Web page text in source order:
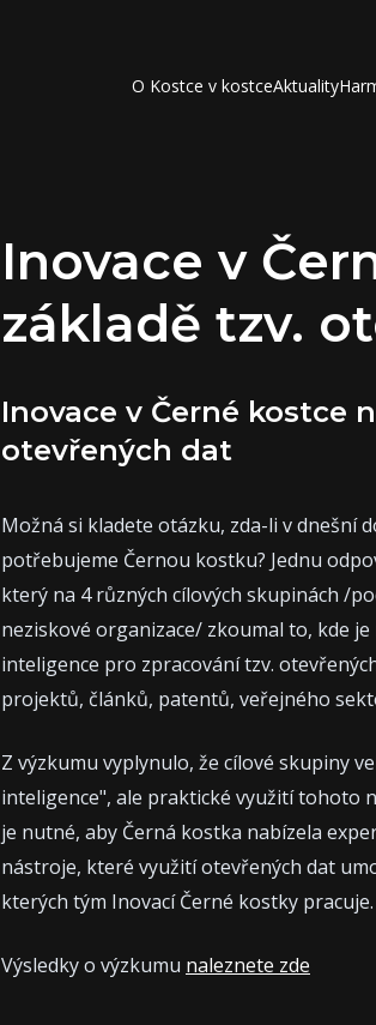
O Kostce v kostceAktuality
Inovace v
základě tzv.
Inovace v Černé kostce
otevřených dat
Možná si kladete otázku, zda-li v dnešní
potřebujeme Černou kostku? Jednu
který na 4 různých cílových skupinách /
neziskové organizace/ zkoumal to, kde
inteligence pro zpracování tzv.
projektů, článků, patentů, veřejného
Z výzkumu vyplynulo, že cílové skupiny
inteligence", ale praktické využití tohoto
je nutné, aby Černá kostka nabízela
nástroje, které využití otevřených dat
kterých tým Inovací Černé kostky pracuje.
Výsledky o výzkumu naleznete zde